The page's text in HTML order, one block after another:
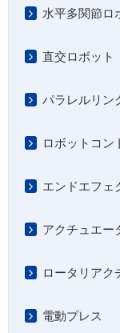
水平多関節ロ
直交ロボット
パラレルリン
ロボットコン
エンドエフェ
アクチュエー
ロータリアク
電動プレス